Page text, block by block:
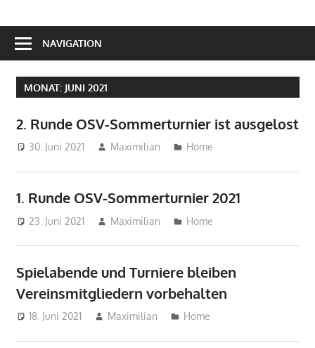
NAVIGATION
MONAT: JUNI 2021
2. Runde OSV-Sommerturnier ist ausgelost
30. Juni 2021 Maximilian Home
1. Runde OSV-Sommerturnier 2021
23. Juni 2021 Maximilian Home
Spielabende und Turniere bleiben
Vereinsmitgliedern vorbehalten
18. Juni 2021 Maximilian Home